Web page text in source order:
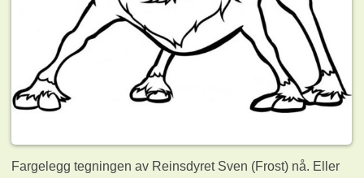
Fargelegg tegningen av Reinsdyret Sven (Frost) nå. Eller